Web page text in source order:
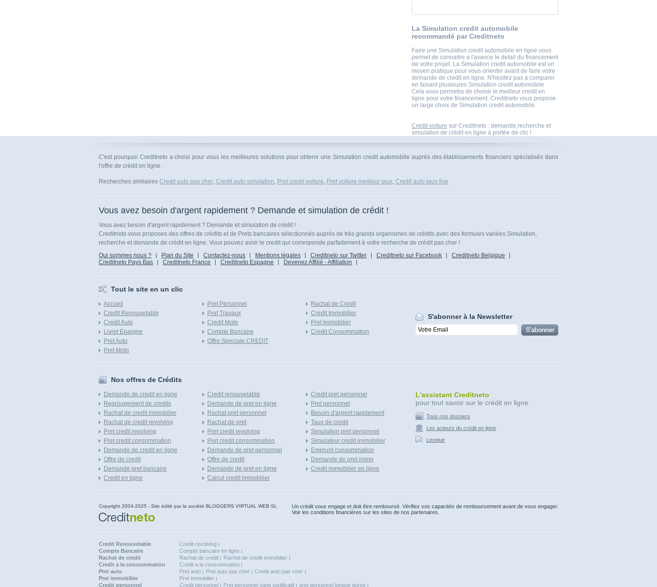
La Simulation credit automobile
recommandé par Creditneto
Faire une Simulation credit automobile en ligne vous
permet de connaitre a l'avance le detail du financement
de votre projet. La Simulation credit automobile est un
moyen pratique pour vous orienter avant de faire votre
demande de credit en ligne. N'hesitez pas a comparer
en faisant plusieures Simulation credit automobile.
Cela vous permetra de choisir le meilleur credit en
ligne pour votre financement. Creditneto vous propose
un large choix de Simulation credit automobile.
Credit voiture sur Creditneto : demande,recherche et
simulation de crédit en ligne à portée de clic !
C'est pourquoi Creditneto a choisi pour vous les meilleures solutions pour obtenir une Simulation credit automobile auprès des établissements financiers spécialisés dans
l'offre de crédit en ligne.
Recherches similaires Credit auto pas cher, Credit auto simulation, Pret credit voiture, Pret voiture meilleur taux, Credit auto taux fixe
Vous avez besoin d'argent rapidement ? Demande et simulation de crédit !
Vous avez besoin d'argent rapidement ? Demande et simulation de crédit !
Creditneto vous proposes des offres de crédits et de Prets bancaires sélectionnés auprés de très grands organismes de crédits avec des formules variées.Simulation,
recherche et demande de crédit en ligne. Vous pouvez avoir le credit qui corresponde parfaitement à votre recherche de crédit pas cher !
Qui sommes nous ?
Plan du Site Contactez-nous Mentions légales Creditneto sur Twitter Creditneto sur Facebook
Creditneto Belgique
Creditneto Pays Bas
Creditneto France Creditneto Espagne Devenez Affilié - Affiliation
Tout le site en un clic
Accueil
Credit Renouvelable
Credit Auto
Livret Epargne
Pret Auto
Pret Moto
Pret Personnel
Pret Travaux
Credit Moto
Compte Bancaire
Offre Speciale CREDIT
Rachat de Credit
Credit Immobilier
Pret Immobilier
Credit Consommation
S'abonner à la Newsletter
Nos offres de Crédits
Demande de credit en ligne
Regroupement de credits
Rachat de credit immobilier
Rachat de credit revolving
Pret credit revolving
Pret credit consommation
Demande de credit en ligne
Offre de credit
Demande pret bancaire
Credit en ligne
Credit renouvelable
Demande de pret en ligne
Rachat pret personnel
Rachat de pret
Pret credit revolving
Pret credit consommation
Demande de pret personnel
Offre de credit
Demande de pret en ligne
Calcul credit immobilier
Credit pret personnel
Pret personnel
Besoin d'argent rapidement
Taux de credit
Simulation pret personnel
Simulateur credit immobilier
Emprunt consommation
Demande de pret immo
Credit immobilier en ligne
L'assistant Creditneto
pour tout savoir sur le crédit en ligne
Tous nos dossiers
Les acteurs du crédit en ligne
Lexique
Copyright 2004-2025 - Site édité par la société BLOGGERS VIRTUAL WEB SL
Un crédit vous engage et doit être remboursé. Vérifiez vos capacités de remboursement avant de vous engager.
Voir les conditions financières sur les sites de nos partenaires.
Credit Renouvelable
Credit revolving
Compte Bancaire
Compte bancaire en ligne
Rachat de credit
Rachat de credit
Rachat de credit immobilier
Credit a la consommation
Credit a la consommation
Pret auto
Pret auto Pret auto pas cher
Credit auto pas cher
Pret immobilier
Pret immobilier
Credit personnel
Credit personnel Pret personnel sans justificatif pret personnel longue duree